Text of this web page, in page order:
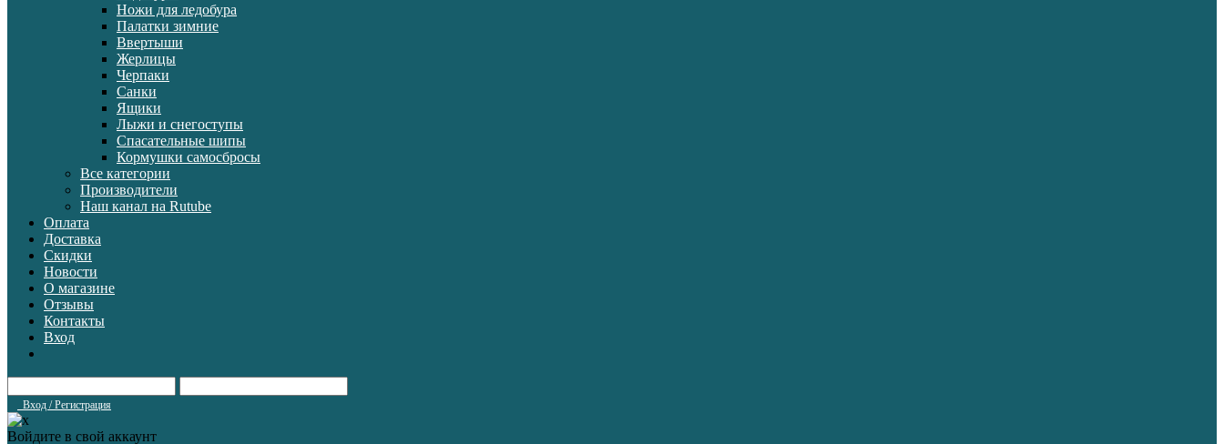
Ножи для ледобура
Палатки зимние
Ввертыши
Жерлицы
Черпаки
Санки
Ящики
Лыжи и снегоступы
Спасательные шипы
Кормушки самосбросы
Все категории
Производители
Наш канал на Rutube
Оплата
Доставка
Скидки
Новости
О магазине
Отзывы
Контакты
Вход
Вход / Регистрация
Войдите в свой аккаунт